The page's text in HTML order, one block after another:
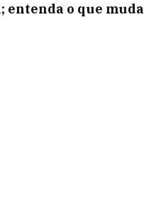
entenda o que muda